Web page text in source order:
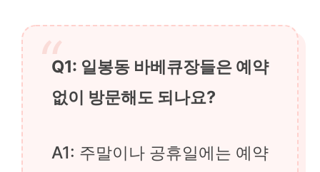
Q1: 일봉동 바베큐장들은 예약
없이 방문해도 되나요?
A1: 주말이나 공휴일에는 예약